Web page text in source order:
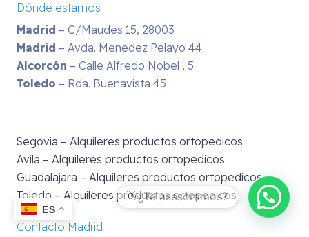
Dónde estamos
Madrid – C/Maudes 15, 28003
Madrid – Avda. Menedez Pelayo 44
Alcorcón – Calle Alfredo Nobel , 5
Toledo – Rda. Buenavista 45
Segovia – Alquileres productos ortopedicos
Avila – Alquileres productos ortopedicos
Guadalajara – Alquileres productos ortopedicos
Toledo – Alquileres productos ortopedicos
Contacto Madrid
ES